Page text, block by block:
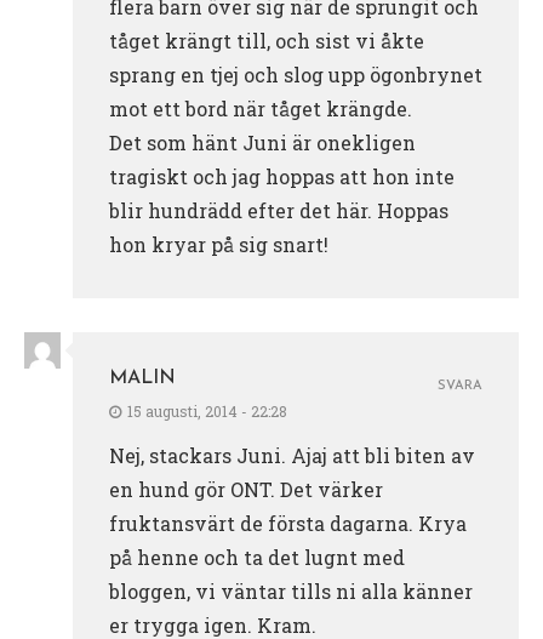
flera barn över sig när de sprungit och
tåget krängt till, och sist vi åkte
sprang en tjej och slog upp ögonbrynet
mot ett bord när tåget krängde.
Det som hänt Juni är onekligen
tragiskt och jag hoppas att hon inte
blir hundrädd efter det här. Hoppas
hon kryar på sig snart!
MALIN
15 augusti, 2014 - 22:28
Nej, stackars Juni. Ajaj att bli biten av
en hund gör ONT. Det värker
fruktansvärt de första dagarna. Krya
på henne och ta det lugnt med
bloggen, vi väntar tills ni alla känner
er trygga igen. Kram.
SVARA